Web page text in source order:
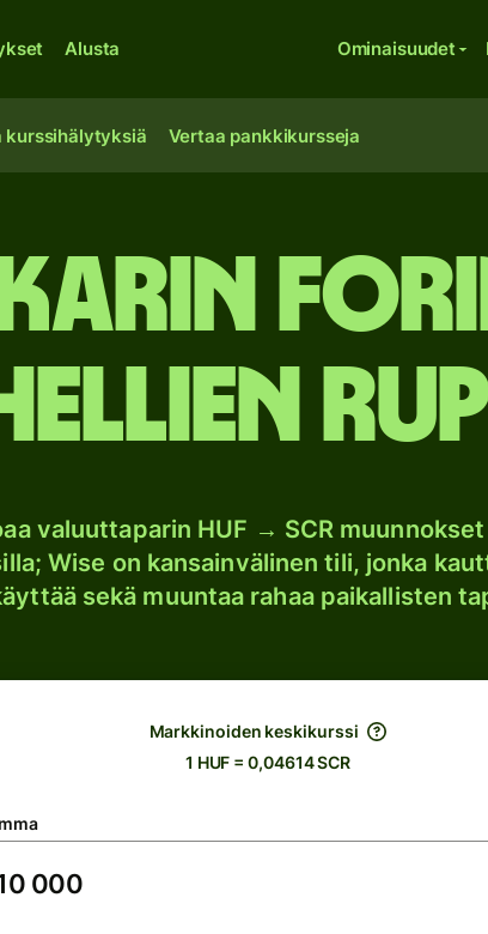
Alusta Ominaisuudet
kurssihälytyksiä Vertaa pankkikursseja
valuuttaparin HUF → SCR
Wise on kansainvälinen tili, jonka
sekä muuntaa rahaa paikallisten
Markkinoiden keskikurssi
1 HUF = 0,04614 SCR